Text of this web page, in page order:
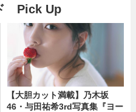
Pick Up
【大胆カット満載】乃木坂
46・与田祐希3rd写真集『ヨー